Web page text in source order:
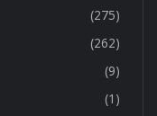
(275)
(262)
(9)
(1)